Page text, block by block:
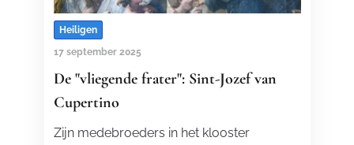
Heiligen
17 september 2025
De "vliegende frater": Sint-Jozef van
Cupertino
Zijn medebroeders in het klooster